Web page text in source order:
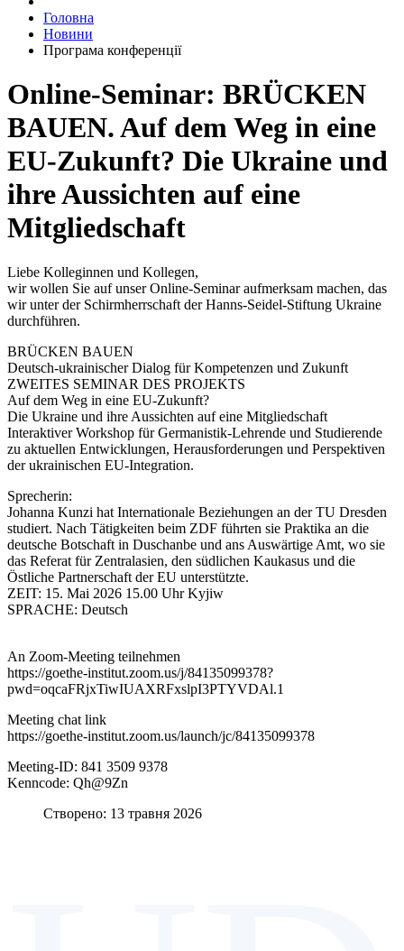
Головна
Новини
Програма конференції
Online-Seminar: BRÜCKEN
BAUEN. Auf dem Weg in eine
EU-Zukunft? Die Ukraine und
ihre Aussichten auf eine
Mitgliedschaft
Liebe Kolleginnen und Kollegen,
wir wollen Sie auf unser Online-Seminar aufmerksam machen, das
wir unter der Schirmherrschaft der Hanns-Seidel-Stiftung Ukraine
durchführen.
BRÜCKEN BAUEN
Deutsch-ukrainischer Dialog für Kompetenzen und Zukunft
ZWEITES SEMINAR DES PROJEKTS
Auf dem Weg in eine EU-Zukunft?
Die Ukraine und ihre Aussichten auf eine Mitgliedschaft
Interaktiver Workshop für Germanistik-Lehrende und Studierende
zu aktuellen Entwicklungen, Herausforderungen und Perspektiven
der ukrainischen EU-Integration.
Sprecherin:
Johanna Kunzi hat Internationale Beziehungen an der TU Dresden
studiert. Nach Tätigkeiten beim ZDF führten sie Praktika an die
deutsche Botschaft in Duschanbe und ans Auswärtige Amt, wo sie
das Referat für Zentralasien, den südlichen Kaukasus und die
Östliche Partnerschaft der EU unterstützte.
ZEIT: 15. Mai 2026 15.00 Uhr Kyjiw
SPRACHE: Deutsch
An Zoom-Meeting teilnehmen
https://goethe-institut.zoom.us/j/84135099378?
pwd=oqcaFRjxTiwIUAXRFxslpI3PTYVDAl.1
Meeting chat link
https://goethe-institut.zoom.us/launch/jc/84135099378
Meeting-ID: 841 3509 9378
Kenncode: Qh@9Zn
Створено: 13 травня 2026